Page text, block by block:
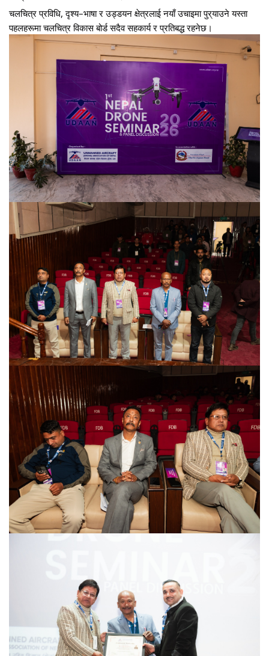
चलचित्र प्रविधि, दृश्य–भाषा र उड्डयन क्षेत्रलाई नयाँ उचाइमा पुर्याउने यस्ता
पहलहरूमा चलचित्र विकास बोर्ड सदैव सहकार्य र प्रतिबद्ध रहनेछ।